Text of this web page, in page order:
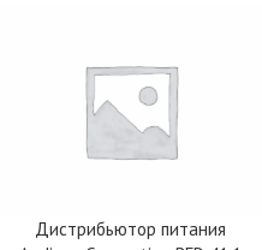
Дистрибьютор питания